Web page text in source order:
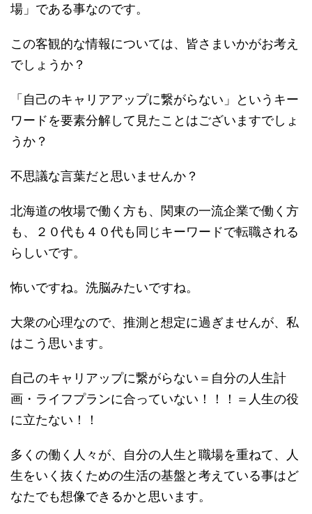
場」である事なのです。
この客観的な情報については、皆さまいかがお考え
でしょうか？
「自己のキャリアアップに繋がらない」というキー
ワードを要素分解して見たことはございますでしょ
うか？
不思議な言葉だと思いませんか？
北海道の牧場で働く方も、関東の一流企業で働く方
も、２０代も４０代も同じキーワードで転職される
らしいです。
怖いですね。洗脳みたいですね。
大衆の心理なので、推測と想定に過ぎませんが、私
はこう思います。
自己のキャリアップに繋がらない＝自分の人生計
画・ライフプランに合っていない！！！＝人生の役
に立たない！！
多くの働く人々が、自分の人生と職場を重ねて、人
生をいく抜くための生活の基盤と考えている事はど
なたでも想像できるかと思います。